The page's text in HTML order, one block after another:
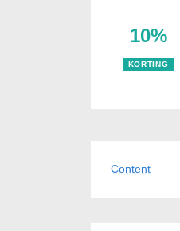
10%
KORTING
Content